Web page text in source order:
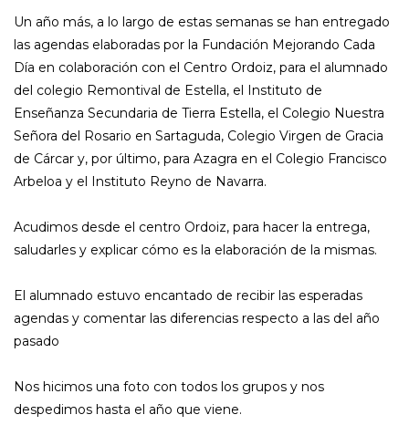
Un año más, a lo largo de estas semanas se han entregado
las agendas elaboradas por la Fundación Mejorando Cada
Día en colaboración con el Centro Ordoiz, para el alumnado
del colegio Remontival de Estella, el Instituto de
Enseñanza Secundaria de Tierra Estella, el Colegio Nuestra
Señora del Rosario en Sartaguda, Colegio Virgen de Gracia
de Cárcar y, por último, para Azagra en el Colegio Francisco
Arbeloa y el Instituto Reyno de Navarra.
Acudimos desde el centro Ordoiz, para hacer la entrega,
saludarles y explicar cómo es la elaboración de la mismas.
El alumnado estuvo encantado de recibir las esperadas
agendas y comentar las diferencias respecto a las del año
pasado
Nos hicimos una foto con todos los grupos y nos
despedimos hasta el año que viene.